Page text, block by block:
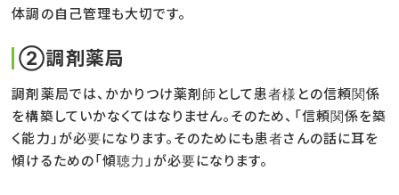
体調の自己管理も大切です。
②調剤薬局
調剤薬局では、かかりつけ薬剤師として患者様との信頼関係
を構築していかなくてはなりません。そのため、「信頼関係を築
く能力」が必要になります。そのためにも患者さんの話に耳を
傾けるための「傾聴力」が必要になります。